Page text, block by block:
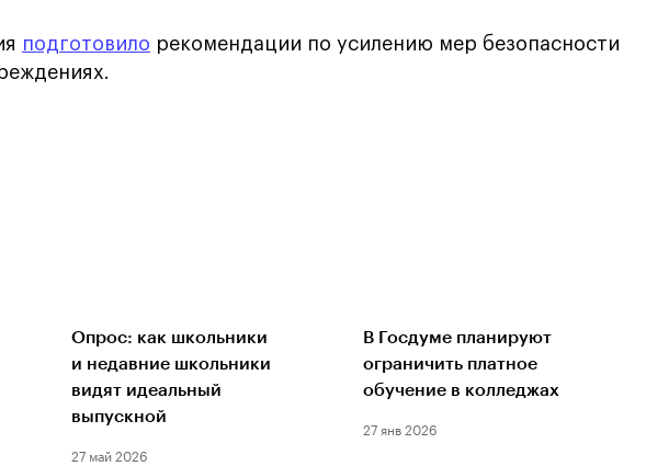
подготовило рекомендации по усилению мер безопасности
Опрос: как школьники
и недавние школьники
видят идеальный
выпускной
27 май 2026
В Госдуме планируют
ограничить платное
обучение в колледжах
27 янв 2026